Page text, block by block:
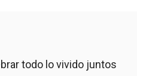
todo lo vivido juntos